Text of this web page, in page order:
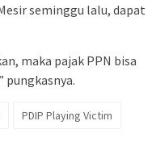
seminggu lalu, dapat
maka pajak PPN bisa
pungkasnya.
PDIP Playing Victim